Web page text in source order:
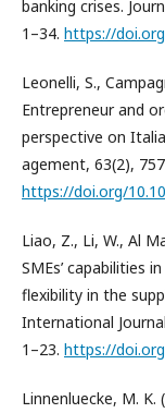
banking crises.
1–34. https://
Leonelli, S.,
Entrepreneur and
perspective on
agement, 63(2),
https://doi.org/
Liao, Z., Li, W., Al
SMEs’ capabilities
flexibility in the
International
1–23. https://
Linnenluecke, M. K.